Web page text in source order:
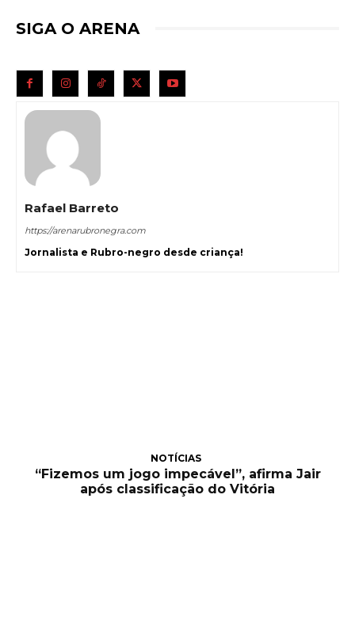
SIGA O ARENA
Rafael Barreto
https://arenarubronegra.com
Jornalista e Rubro-negro desde criança!
NOTÍCIAS
“Fizemos um jogo impecável”, afirma Jair
após classificação do Vitória